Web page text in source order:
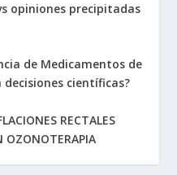
opiniones precipitadas
de Medicamentos de
decisiones científicas?
RECTALES
OZONOTERAPIA